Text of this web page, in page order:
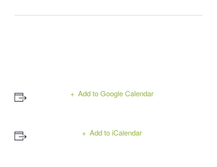
Add to Google Calendar
Add to iCalendar